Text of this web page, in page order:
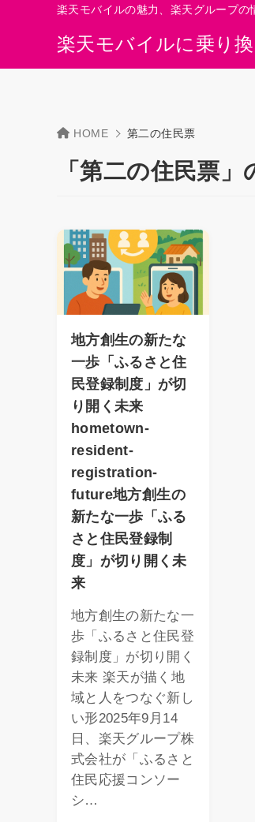
楽天モバイルに乗り
楽天モバイルの魅力、楽天グループの
HOME 第二の住民票
「第二の住民票
地方創生の新たな
一歩「ふるさと住
民登録制度」が切
り開く未来
hometown-
resident-
registration-
future地方創生の
新たな一歩「ふる
さと住民登録制
度」が切り開く未
来
地方創生の新たな一
歩「ふるさと住民登
録制度」が切り開く
未来 楽天が描く地
域と人をつなぐ新し
い形2025年9月14
日、楽天グループ株
式会社が「ふるさと
住民応援コンソー
シ…